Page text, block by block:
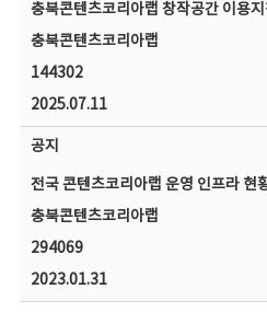
충북콘텐츠코리아랩 창작공간 이용지
충북콘텐츠코리아랩
144302
2025.07.11
공지
전국 콘텐츠코리아랩 운영 인프라 현
충북콘텐츠코리아랩
294069
2023.01.31